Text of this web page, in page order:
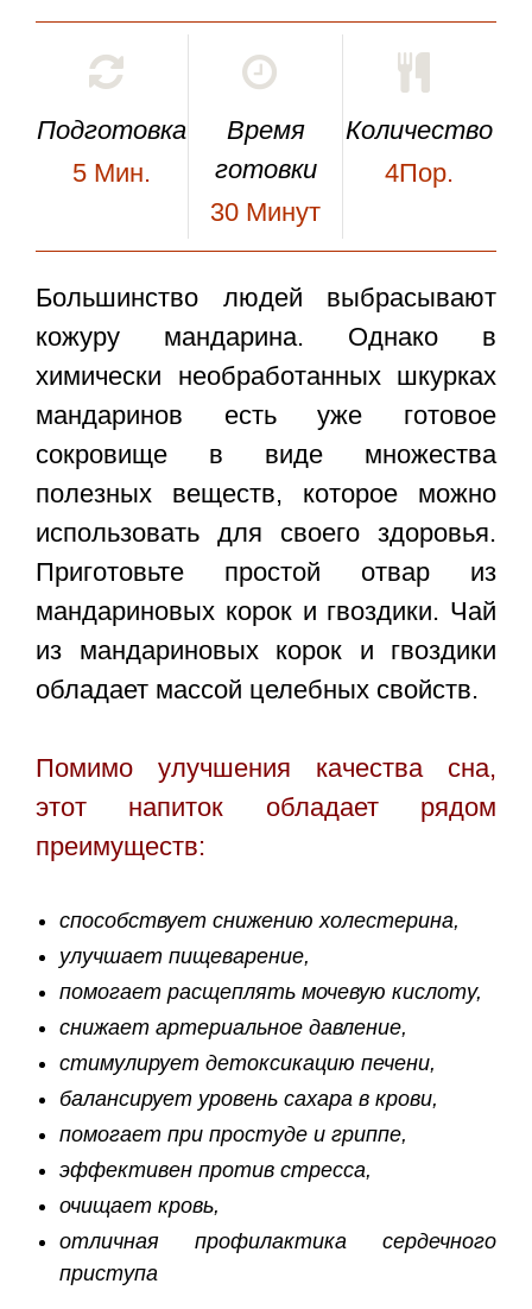
Подготовка
5 Мин.
Время
готовки
30 Минут
Количество
4Пор.
Большинство людей выбрасывают
кожуру мандарина. Однако в
химически необработанных шкурках
мандаринов есть уже готовое
сокровище в виде множества
полезных веществ, которое можно
использовать для своего здоровья.
Приготовьте простой отвар из
мандариновых корок и гвоздики. Чай
из мандариновых корок и гвоздики
обладает массой целебных свойств.
Помимо улучшения качества сна,
этот напиток обладает рядом
преимуществ:
способствует снижению холестерина,
улучшает пищеварение,
помогает расщеплять мочевую кислоту,
снижает артериальное давление,
стимулирует детоксикацию печени,
балансирует уровень сахара в крови,
помогает при простуде и гриппе,
эффективен против стресса,
очищает кровь,
отличная профилактика сердечного
приступа